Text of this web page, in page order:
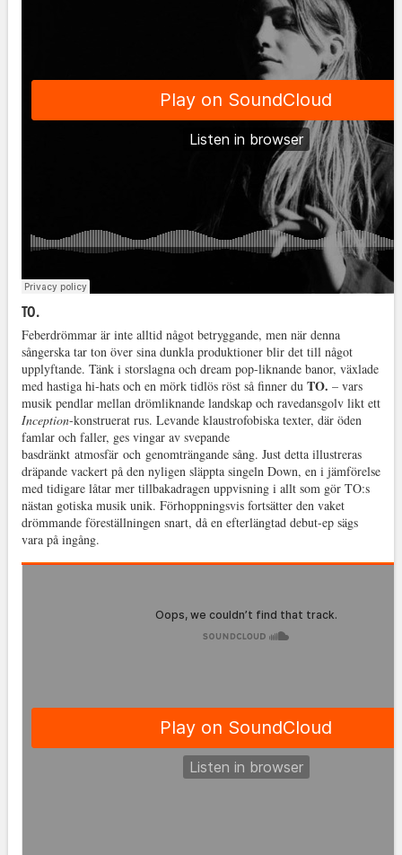
TO.
Feberdrömmar är inte alltid något betryggande, men när denna
sångerska tar ton över sina dunkla produktioner blir det till något
upplyftande. Tänk i storslagna och dream pop-liknande banor, växlade
med hastiga hi-hats och en mörk tidlös röst så finner du TO. – vars
musik pendlar mellan drömliknande landskap och ravedansgolv likt ett
Inception-konstruerat rus. Levande klaustrofobiska texter, där öden
famlar och faller, ges vingar av svepande
basdränkt atmosfär och genomträngande sång. Just detta illustreras
dräpande vackert på den nyligen släppta singeln Down, en i jämförelse
med tidigare låtar mer tillbakadragen uppvisning i allt som gör TO:s
nästan gotiska musik unik. Förhoppningsvis fortsätter den vaket
drömmande föreställningen snart, då en efterlängtad debut-ep sägs
vara på ingång.